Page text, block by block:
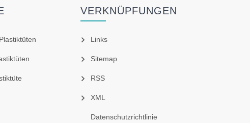
VERKNÜPFUNGEN
Links
Sitemap
RSS
XML
Datenschutzrichtlinie